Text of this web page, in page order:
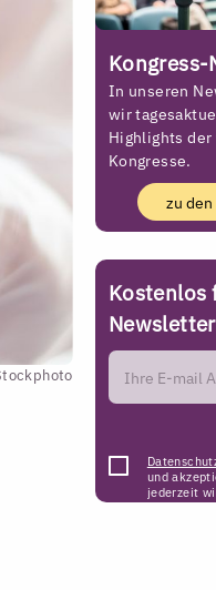
Kongress-
In unseren
wir
Highlights
Kongresse.
zu
Kostenlos
und
jederzeit